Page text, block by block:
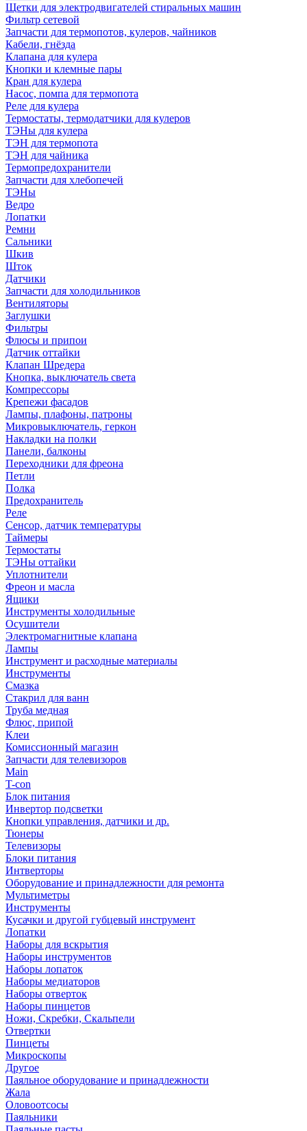
Щетки для электродвигателей стиральных машин
Фильтр сетевой
Запчасти для термопотов, кулеров, чайников
Кабели, гнёзда
Клапана для кулера
Кнопки и клемные пары
Кран для кулера
Насос, помпа для термопота
Реле для кулера
Термостаты, термодатчики для кулеров
ТЭНы для кулера
ТЭН для термопота
ТЭН для чайника
Термопредохранители
Запчасти для хлебопечей
ТЭНы
Ведро
Лопатки
Ремни
Сальники
Шкив
Шток
Датчики
Запчасти для холодильников
Вентиляторы
Заглушки
Фильтры
Флюсы и припои
Датчик оттайки
Клапан Шредера
Кнопка, выключатель света
Компрессоры
Крепежи фасадов
Лампы, плафоны, патроны
Микровыключатель, геркон
Накладки на полки
Панели, балконы
Переходники для фреона
Петли
Полка
Предохранитель
Реле
Сенсор, датчик температуры
Таймеры
Термостаты
ТЭНы оттайки
Уплотнители
Фреон и масла
Ящики
Инструменты холодильные
Осушители
Электромагнитные клапана
Лампы
Инструмент и расходные материалы
Инструменты
Смазка
Стакрил для ванн
Труба медная
Флюс, припой
Клеи
Комиссионный магазин
Запчасти для телевизоров
Main
T-con
Блок питания
Инвертор подсветки
Кнопки управления, датчики и др.
Тюнеры
Телевизоры
Блоки питания
Интверторы
Оборудование и принадлежности для ремонта
Мультиметры
Инструменты
Кусачки и другой губцевый инструмент
Лопатки
Наборы для вскрытия
Наборы инструментов
Наборы лопаток
Наборы медиаторов
Наборы отверток
Наборы пинцетов
Ножи, Скребки, Скальпели
Отвертки
Пинцеты
Микроскопы
Другое
Паяльное оборудование и принадлежности
Жала
Оловоотсосы
Паяльники